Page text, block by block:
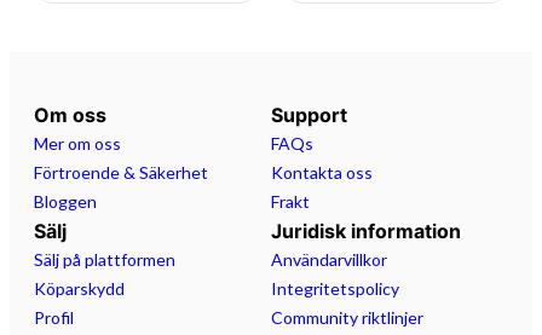
Med reservation för felskrivning.
Om oss
Mer om oss
Förtroende & Säkerhet
Bloggen
Support
FAQs
Kontakta oss
Frakt
Sälj
Sälj på plattformen
Köparskydd
Profil
Juridisk information
Användarvillkor
Integritetspolicy
Community riktlinjer